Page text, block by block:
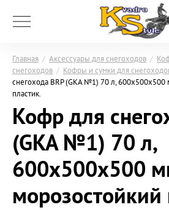
Главная / Аксессуары для снегоходов /
снегоходов / Кофры и сумки для
снегохода BRP (GKA №1) 70 л, 600x500x500
пластик.
Кофр для
(GKA №1) 70 л,
600x500x500
морозостойкий